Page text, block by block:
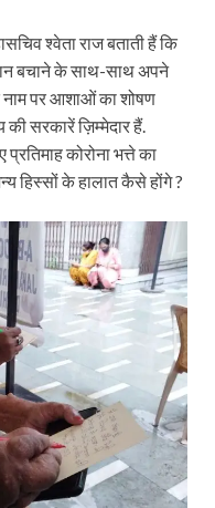
श्वेता राज बताती हैं कि
बचाने के साथ-साथ अपने
नाम पर आशाओं का शोषण
सरकारें ज़िम्मेदार हैं.
कोरोना भत्ते का
हिस्सों के हालात कैसे होंगे ?